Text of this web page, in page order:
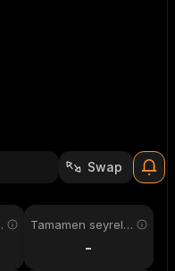
Swap
Tamamen seyreltil
-